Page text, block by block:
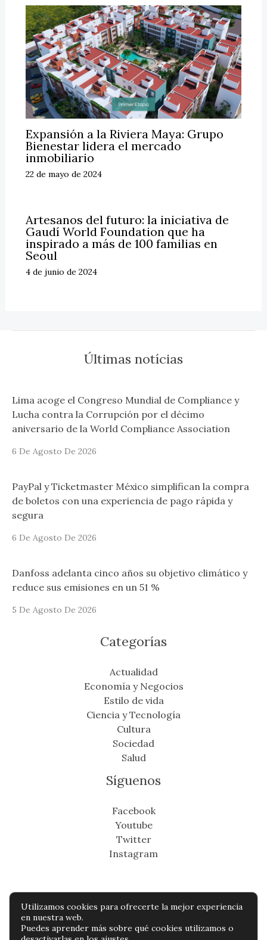
Expansión a la Riviera Maya: Grupo
Bienestar lidera el mercado
inmobiliario
22 de mayo de 2024
Artesanos del futuro: la iniciativa de
Gaudí World Foundation que ha
inspirado a más de 100 familias en
Seoul
4 de junio de 2024
Últimas notícias
Lima acoge el Congreso Mundial de Compliance y
Lucha contra la Corrupción por el décimo
aniversario de la World Compliance Association
6 De Agosto De 2026
PayPal y Ticketmaster México simplifican la compra
de boletos con una experiencia de pago rápida y
segura
6 De Agosto De 2026
Danfoss adelanta cinco años su objetivo climático y
reduce sus emisiones en un 51 %
5 De Agosto De 2026
Categorías
Actualidad
Economía y Negocios
Estilo de vida
Ciencia y Tecnología
Cultura
Sociedad
Salud
Síguenos
Facebook
Youtube
Twitter
Instagram
Copyright © Todos os direitos reservados -
eldistritonoticias.com
Utilizamos cookies para ofrecerte la mejor experiencia
en nuestra web.
Puedes aprender más sobre qué cookies utilizamos o